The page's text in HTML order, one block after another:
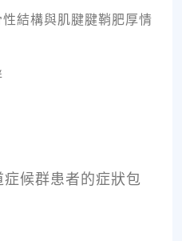
結構與肌腱腱鞘肥厚情
症候群患者的症狀包